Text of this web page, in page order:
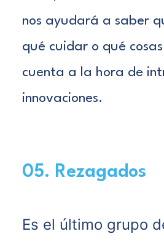
nos ayudará a saber
qué cuidar o qué
cuenta a la hora de
innovaciones.
05. Rezagados
Es el último grupo